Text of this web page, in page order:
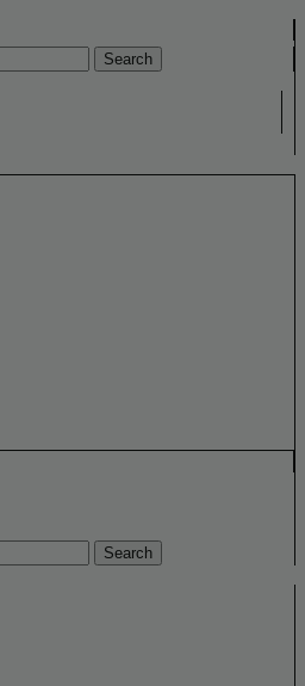
Search
Search